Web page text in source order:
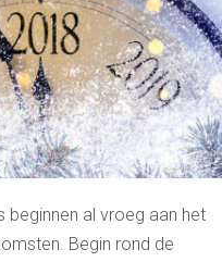
al vroeg aan het
Begin rond de